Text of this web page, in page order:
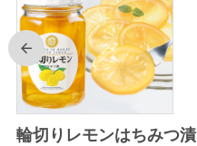
前
輪切りレモンはちみつ漬